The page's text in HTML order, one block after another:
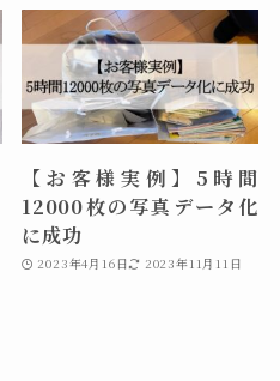
【お客様実例】5時間
12000枚の写真データ化
に成功
2023年4月16日 2023年11月11日